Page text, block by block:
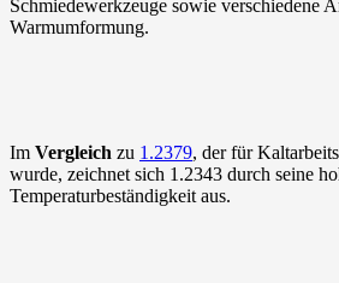
Schmiedewerkzeuge sowie verschiedene
Warmumformung.
Im Vergleich zu 1.2379, der für
wurde, zeichnet sich 1.2343 durch seine
Temperaturbeständigkeit aus.